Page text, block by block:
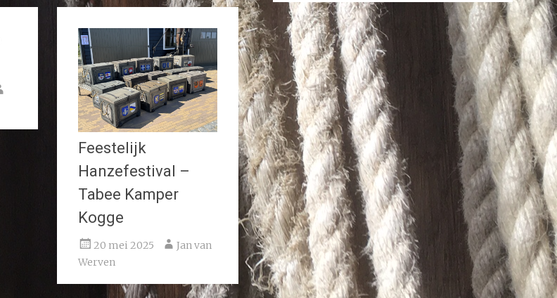
Feestelijk
Hanzefestival –
Tabee Kamper
Kogge
20 mei 2025
Jan van
Werven